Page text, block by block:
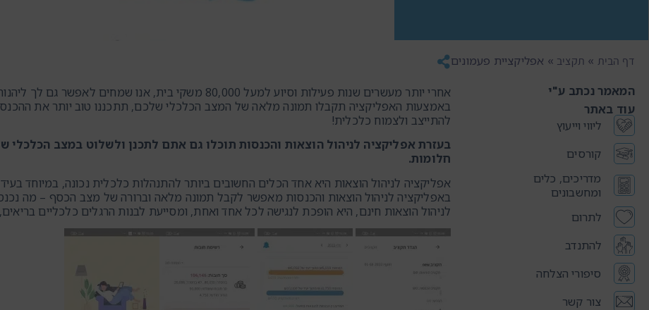
דף הבית » תקציב » אפליקציית פעמונים
המאמר נכתב ע"י
עוד באתר
ליווי וייעוץ
קורסים
מדריכים, כלים
ומחשבונים
לתרום
להתנדב
סיפורי הצלחה
צור קשר
אחרי יותר מעשרים שנות פעילות וסיוע למעל 80,000 משקי בית, אנו שמחים לאפשר גם לך ליהנות משיטת הרישום והבקרה הכלכלית של ארגון פעמונים.
באמצעות האפליקציה תקבלו תמונה מלאה של המצב הכלכלי שלכם, תתכננו טוב יותר את
להתייצב ולצמוח כלכלית!
בעזרת אפליקציה לניהול הוצאות והכנסות תוכלו גם אתם לתכנן ולשלוט במצב הכלכלי
חלומות.
אפליקציה לניהול הוצאות היא אחד הכלים החשובים ביותר להתנהלות כלכלית נכונה, במיוחד
באפליקציה לניהול הוצאות והכנסות מאפשר לקבל תמונה מלאה וברורה של מצב הכסף – מה
לניהול הוצאות חינם, היא הופכת לנגישה לכל אחד ואחת, ומסייעת לבנות הרגלים כלכליים